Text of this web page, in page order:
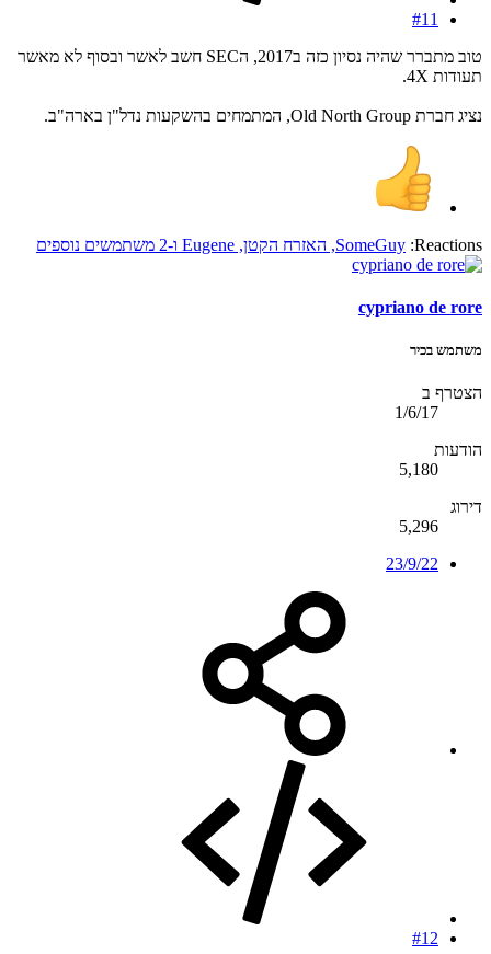
#11
טוב מתברר שהיה נסיון כזה ב2017, הSEC חשב לאשר ובסוף לא מאשר
תעודות 4X.
נציג חברת Old North Group, המתמחים בהשקעות נדל"ן בארה"ב.
Reactions:
SomeGuy
, האזרח הקטן,
Eugene ו-2 משתמשים נוספים
cypriano de rore
משתמש בכיר
הצטרף ב
1/6/17
הודעות
5,180
דירוג
5,296
23/9/22
#12